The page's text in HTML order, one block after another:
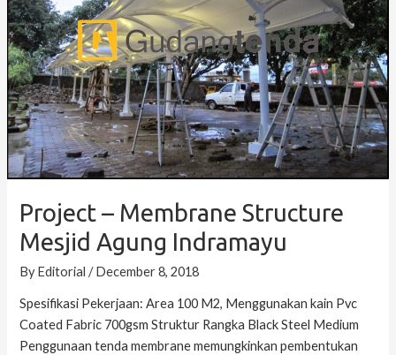
Project – Membrane Structure
Mesjid Agung Indramayu
ByEditorial/December 8, 2018
Spesifikasi Pekerjaan: Area 100 M2, Menggunakan kain Pvc
Coated Fabric 700gsm Struktur Rangka Black Steel Medium
Penggunaan tenda membrane memungkinkan pembentukan
Mesjid
Agung
Indramayu